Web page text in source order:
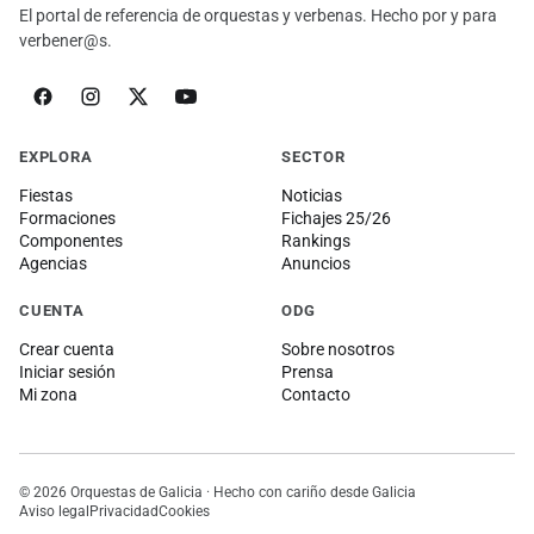
El portal de referencia de orquestas y verbenas. Hecho por y para
verbener@s.
EXPLORA
Fiestas
Formaciones
Componentes
Agencias
SECTOR
Noticias
Fichajes 25/26
Rankings
Anuncios
CUENTA
Crear cuenta
Iniciar sesión
Mi zona
ODG
Sobre nosotros
Prensa
Contacto
© 2026 Orquestas de Galicia · Hecho con cariño desde Galicia
Aviso legalPrivacidadCookies